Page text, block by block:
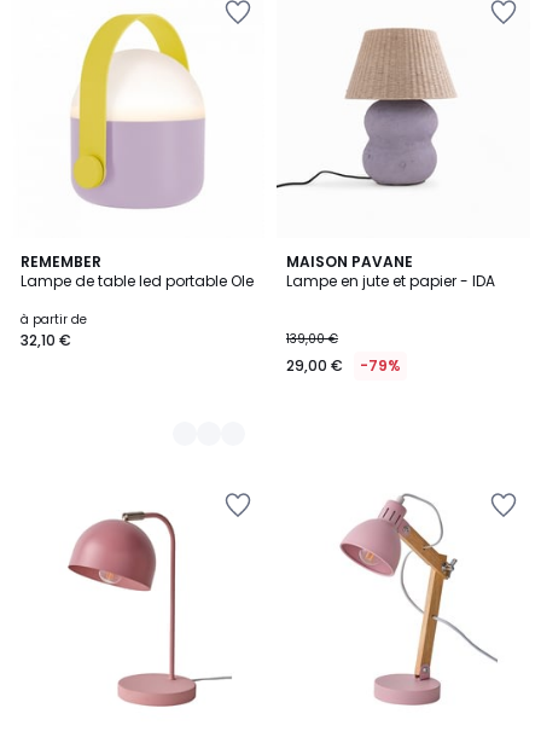
REMEMBER
Lampe de table led portable Ole
à partir de
32,10 €
6
Couleurs
MAISON PAVANE
Lampe en jute et papier - IDA
139,00 €
29,00 € -79%